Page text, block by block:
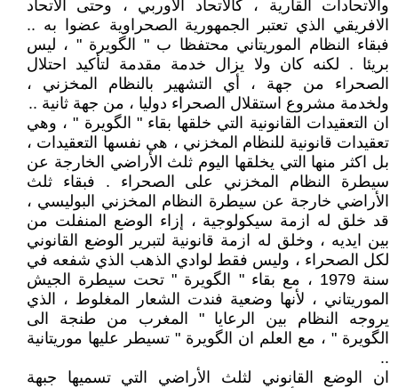
والاتحادات القارية ، كالاتحاد الأوربي ، وحتى الاتحاد
الافريقي الذي تعتبر الجمهورية الصحراوية عضوا به ..
فبقاء النظام الموريتاني محتفظا ب " الگويرة " ، ليس
بريئا . لكنه كان ولا يزال خدمة مقدمة لتأكيد احتلال
الصحراء من جهة ، أي التشهير بالنظام المخزني ،
ولخدمة مشروع استقلال الصحراء دوليا ، من جهة ثانية ..
ان التعقيدات القانونية التي خلقها بقاء " الگويرة " ، وهي
تعقيدات قانونية للنظام المخزني ، هي نفسها التعقيدات ،
بل اكثر منها التي يخلقها اليوم ثلث الأراضي الخارجة عن
سيطرة النظام المخزني على الصحراء . فبقاء ثلث
الأراضي خارجة عن سيطرة النظام المخزني البوليسي ،
قد خلق له ازمة سيكولوجية ، إزاء الوضع المنفلت من
بين ايديه ، وخلق له ازمة قانونية لتبرير الوضع القانوني
لكل الصحراء ، وليس فقط لوادي الذهب الذي شفعه في
سنة 1979 ، مع بقاء " الگويرة " تحت سيطرة الجيش
الموريتاني ، لأنها وضعية فندت الشعار المغلوط ، الذي
يروجه النظام بين الرعايا " المغرب من طنجة الى
الگويرة " ، مع العلم ان الگويرة " تسيطر عليها موريتانية
..
ان الوضع القانوني لثلث الأراضي التي تسميها جبهة